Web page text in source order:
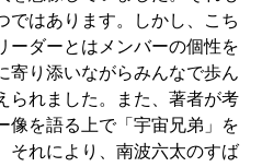
ではあります。しかし、こち
ーダーとはメンバーの個性を
寄り添いながらみんなで歩ん
られました。また、著者が考
像を語る上で「宇宙兄弟」を
それにより、南波六太のすば